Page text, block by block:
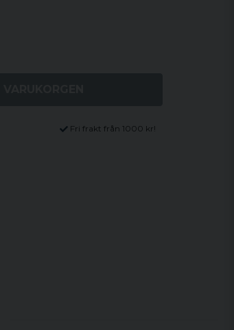
Fri frakt från 1000 kr!